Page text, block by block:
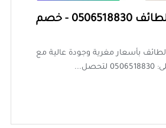
تركيب مكيفات الطائف 0506518830 - خصم
بأسعار مغرية وجودة عالية مع